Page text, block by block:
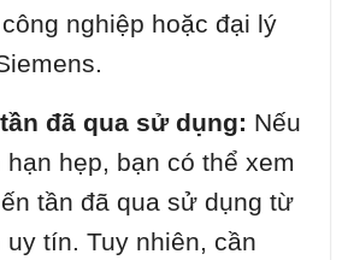
nghiệp hoặc đại lý
đã qua sử dụng: Nếu
hạn hẹp, bạn có thể xem
tần đã qua sử dụng từ
uy tín. Tuy nhiên, cần